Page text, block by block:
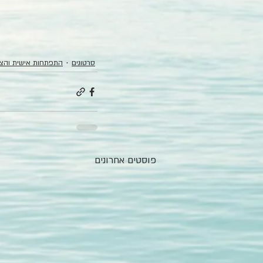
סרטונים התפתחות אישית
פוסטים אחרונים